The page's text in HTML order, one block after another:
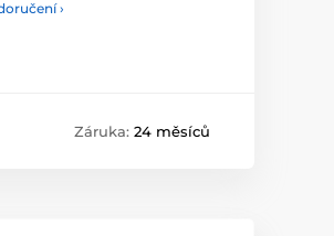
›
Záruka: 24 měsíců